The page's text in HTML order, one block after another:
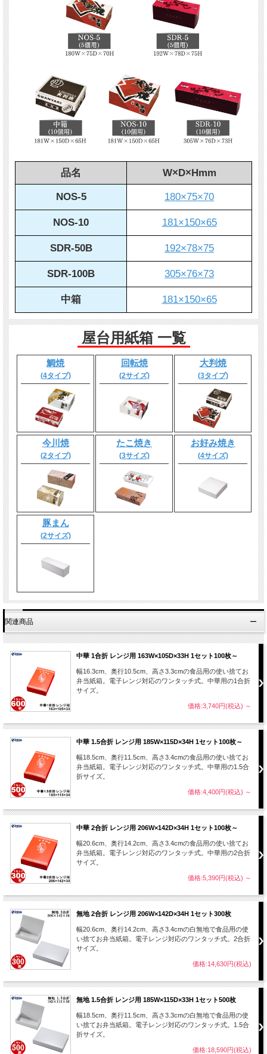
品名 W×D×Hmm
NOS-5 180×75×70
NOS-10 181×150×65
SDR-50B 192×78×75
SDR-100B 305×76×73
中箱 181×150×65
屋台用紙箱 一覧
鯛焼
(4タイプ)
回転焼
(2サイズ)
大判焼
(3タイプ)
今川焼
(2タイプ)
たこ焼き
(3サイズ)
お好み焼き
(4サイズ)
豚まん
(2サイズ)
関連商品
中華 1合折 レンジ用 163W×105D×33H 1セット100枚～
幅16.3cm、奥行10.5cm、高さ3.3cmの食品用の使い捨てお
弁当紙箱。電子レンジ対応のワンタッチ式。中華用の1合折
サイズ。
価格:3,740円(税込) ～
中華 1.5合折 レンジ用 185W×115D×34H 1セット100枚～
幅18.5cm、奥行11.5cm、高さ3.4cmの食品用の使い捨てお
弁当紙箱。電子レンジ対応のワンタッチ式。中華用の1.5合
折サイズ。
価格:4,400円(税込) ～
中華 2合折 レンジ用 206W×142D×34H 1セット100枚～
幅20.6cm、奥行14.2cm、高さ3.4cmの食品用の使い捨てお
弁当紙箱。電子レンジ対応のワンタッチ式。中華用の2合折
サイズ。
価格:5,390円(税込) ～
無地 2合折 レンジ用 206W×142D×34H 1セット300枚
幅20.6cm、奥行14.2cm、高さ3.4cmの白無地で食品用の使
い捨てお弁当紙箱。電子レンジ対応のワンタッチ式。2合折
サイズ。
価格:14,630円(税込)
無地 1.5合折 レンジ用 185W×115D×33H 1セット500枚
幅18.5cm、奥行11.5cm、高さ3.3cmの白無地で食品用の使
い捨てお弁当紙箱。電子レンジ対応のワンタッチ式。1.5合
折サイズ。
価格:18,590円(税込)